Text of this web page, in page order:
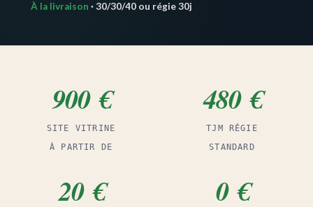
À la livraison · 30/30/40 ou régie 30j
900 €
SITE VITRINE
À PARTIR DE
480 €
TJM RÉGIE
STANDARD
20 € 0 €